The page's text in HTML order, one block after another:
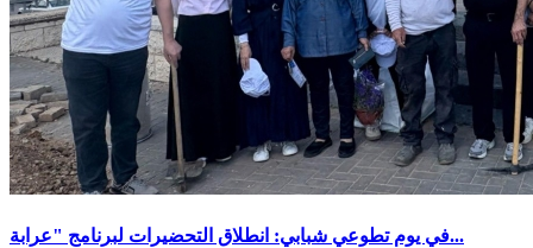
في يوم تطوعي شبابي: انطلاق التحضيرات لبرنامج "عرابة...